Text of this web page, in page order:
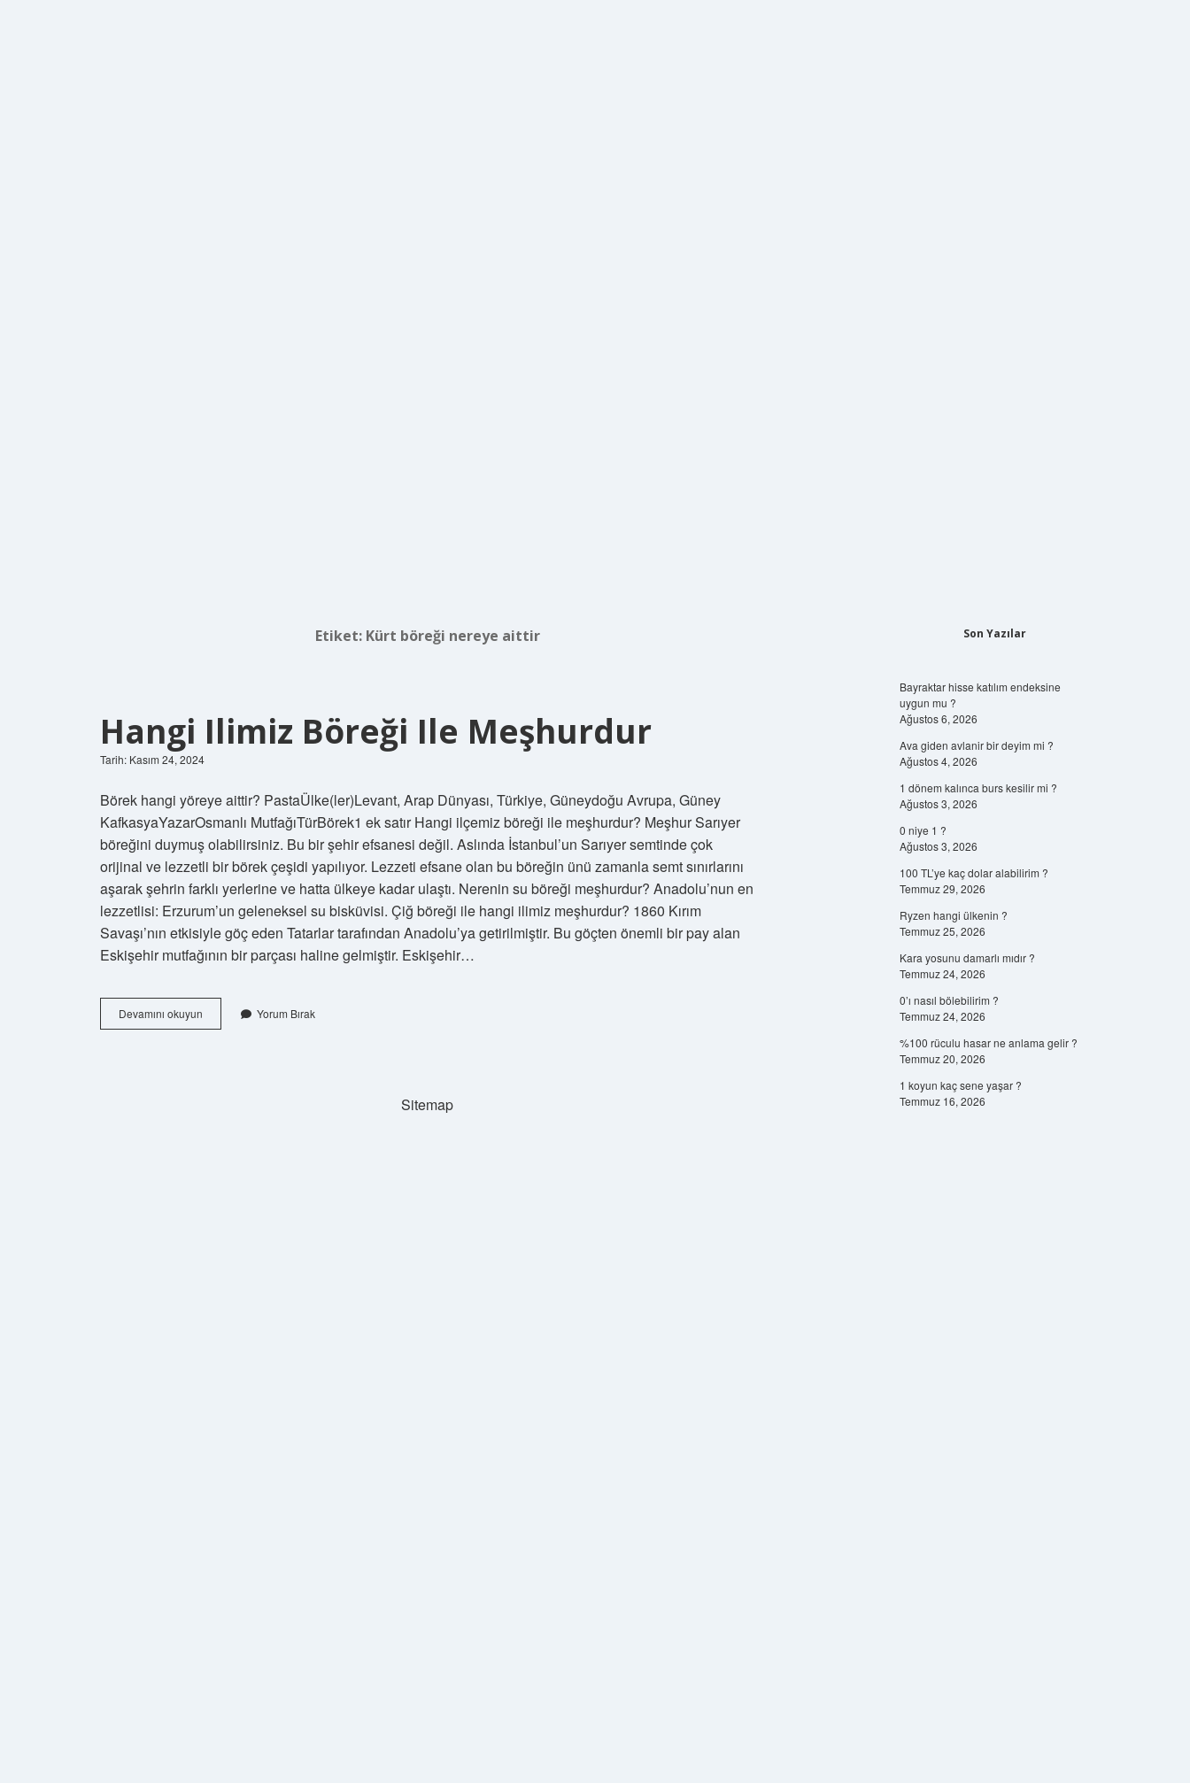
Etiket: Kürt böreği nereye aittir
Hangi Ilimiz Böreği Ile Meşhurdur
Tarih: Kasım 24, 2024
Börek hangi yöreye aittir? PastaÜlke(ler)Levant, Arap Dünyası, Türkiye, Güneydoğu Avrupa, Güney
KafkasyaYazarOsmanlı MutfağıTürBörek1 ek satır Hangi ilçemiz böreği ile meşhurdur? Meşhur Sarıyer
böreğini duymuş olabilirsiniz. Bu bir şehir efsanesi değil. Aslında İstanbul’un Sarıyer semtinde çok
orijinal ve lezzetli bir börek çeşidi yapılıyor. Lezzeti efsane olan bu böreğin ünü zamanla semt sınırlarını
aşarak şehrin farklı yerlerine ve hatta ülkeye kadar ulaştı. Nerenin su böreği meşhurdur? Anadolu’nun en
lezzetlisi: Erzurum’un geleneksel su bisküvisi. Çiğ böreği ile hangi ilimiz meşhurdur? 1860 Kırım
Savaşı’nın etkisiyle göç eden Tatarlar tarafından Anadolu’ya getirilmiştir. Bu göçten önemli bir pay alan
Eskişehir mutfağının bir parçası haline gelmiştir. Eskişehir…
Devamını okuyun
Ilimiz
Yorum Bırak
Sitemap
Son Yazılar
Bayraktar hisse katılım endeksine
uygun mu ?
Ağustos 6, 2026
Ava giden avlanir bir deyim mi ?
Ağustos 4, 2026
1 dönem kalınca burs kesilir mi ?
Ağustos 3, 2026
0 niye 1 ?
Ağustos 3, 2026
100 TL’ye kaç dolar alabilirim ?
Temmuz 29, 2026
Ryzen hangi ülkenin ?
Temmuz 25, 2026
Kara yosunu damarlı mıdır ?
Temmuz 24, 2026
0’ı nasıl bölebilirim ?
Temmuz 24, 2026
%100 rüculu hasar ne anlama gelir ?
Temmuz 20, 2026
1 koyun kaç sene yaşar ?
Temmuz 16, 2026